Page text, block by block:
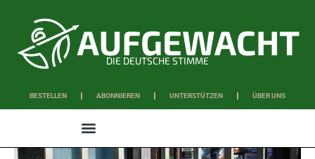
DIE DEUTSCHE STIMME
BESTELLEN ABONNIEREN UNTERSTÜTZEN ÜBER UNS